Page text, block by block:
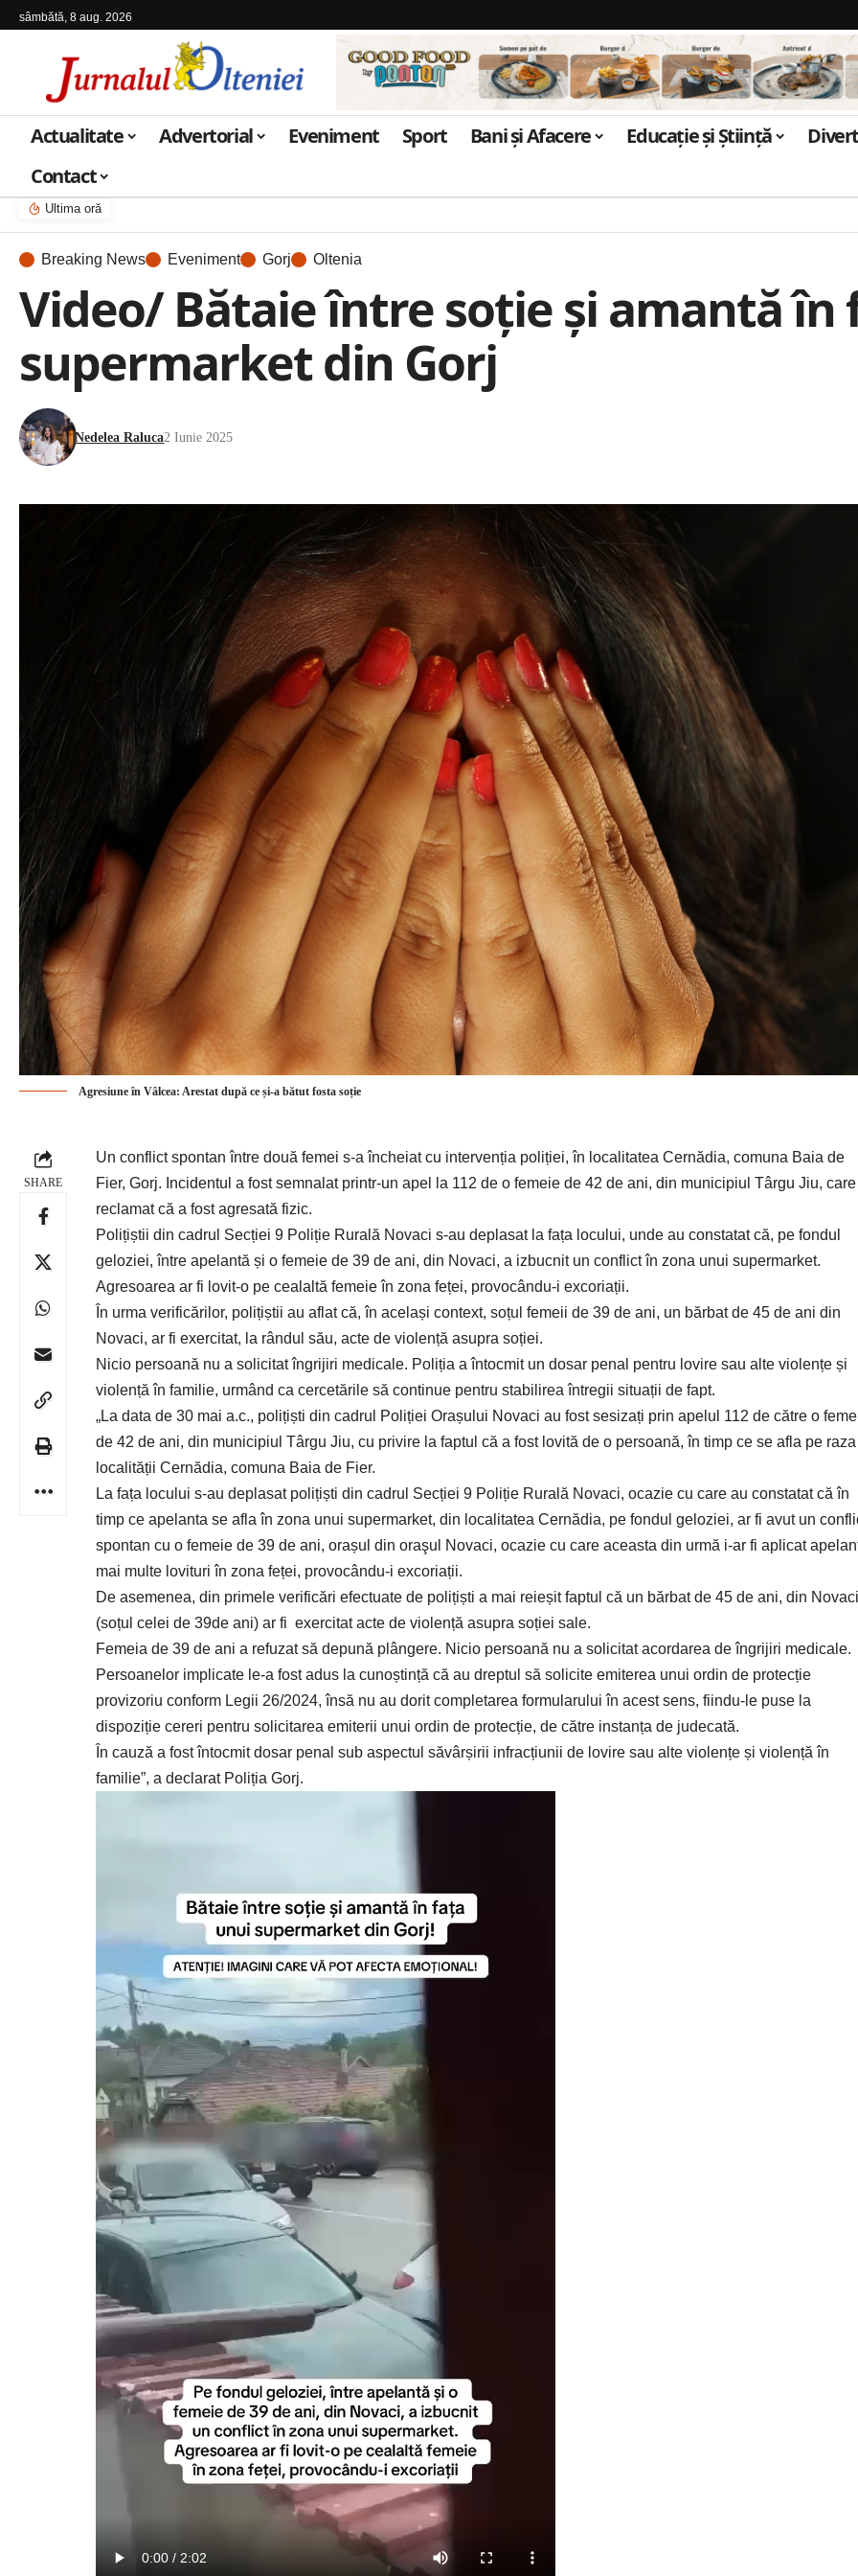
sâmbătă, 8 aug. 2026
Actualitate Advertorial Eveniment Sport Bani și Afacere Educație și Știință
Contact
Ultima oră
Breaking News Eveniment Gorj Oltenia
Video/ Bătaie între soție și amantă în
supermarket din Gorj
Nedelea Raluca2 Iunie 2025
Agresiune în Vâlcea: Arestat după ce și-a bătut fosta soție
SHARE
Un conflict spontan între două femei s-a încheiat cu intervenția poliției, în localitatea Cernădia, comuna Baia de
Fier, Gorj. Incidentul a fost semnalat printr-un apel la 112 de o femeie de 42 de ani, din municipiul Târgu Jiu, care
reclamat că a fost agresată fizic.
Polițiștii din cadrul Secției 9 Poliție Rurală Novaci s-au deplasat la fața locului, unde au constatat că, pe fondul
geloziei, între apelantă și o femeie de 39 de ani, din Novaci, a izbucnit un conflict în zona unui supermarket.
Agresoarea ar fi lovit-o pe cealaltă femeie în zona feței, provocându-i excoriații.
În urma verificărilor, polițiștii au aflat că, în același context, soțul femeii de 39 de ani, un bărbat de 45 de ani din
Novaci, ar fi exercitat, la rândul său, acte de violență asupra soției.
Nicio persoană nu a solicitat îngrijiri medicale. Poliția a întocmit un dosar penal pentru lovire sau alte violențe și
violență în familie, urmând ca cercetările să continue pentru stabilirea întregii situații de fapt.
„La data de 30 mai a.c., polițiști din cadrul Poliției Orașului Novaci au fost sesizați prin apelul 112 de către o
de 42 de ani, din municipiul Târgu Jiu, cu privire la faptul că a fost lovită de o persoană, în timp ce se afla pe raza
localității Cernădia, comuna Baia de Fier.
La fața locului s-au deplasat polițiști din cadrul Secției 9 Poliție Rurală Novaci, ocazie cu care au constatat că în
timp ce apelanta se afla în zona unui supermarket, din localitatea Cernădia, pe fondul geloziei, ar fi avut un
spontan cu o femeie de 39 de ani, orașul din oraşul Novaci, ocazie cu care aceasta din urmă i-ar fi aplicat
mai multe lovituri în zona feței, provocându-i excoriații.
De asemenea, din primele verificări efectuate de polițiști a mai reieșit faptul că un bărbat de 45 de ani, din
(soțul celei de 39de ani) ar fi exercitat acte de violență asupra soției sale.
Femeia de 39 de ani a refuzat să depună plângere. Nicio persoană nu a solicitat acordarea de îngrijiri medicale.
Persoanelor implicate le-a fost adus la cunoștință că au dreptul să solicite emiterea unui ordin de protecție
provizoriu conform Legii 26/2024, însă nu au dorit completarea formularului în acest sens, fiindu-le puse la
dispoziție cereri pentru solicitarea emiterii unui ordin de protecție, de către instanța de judecată.
În cauză a fost întocmit dosar penal sub aspectul săvârșirii infracțiunii de lovire sau alte violențe și violență în
familie”, a declarat Poliția Gorj.